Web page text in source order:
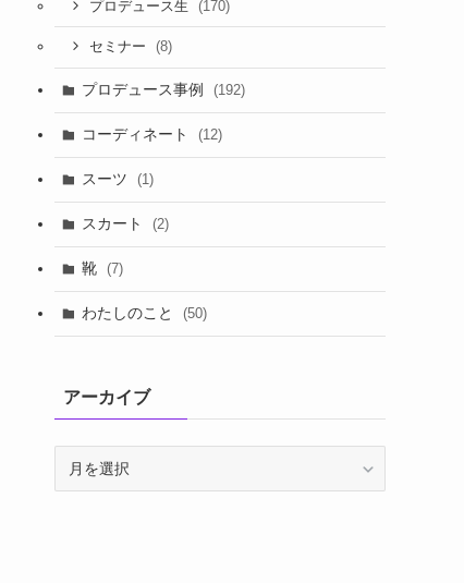
プロデュース生 (170)
セミナー (8)
プロデュース事例 (192)
コーディネート (12)
スーツ (1)
スカート (2)
靴 (7)
わたしのこと (50)
アーカイブ